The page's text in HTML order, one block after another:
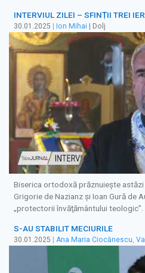
INTERVIUL ZILEI – SFINȚII TREI
30.01.2025 Ion Mihai | Dolj
Biserica ortodoxă prăznuieşte astăzi
Grigorie de Nazianz şi Ioan Gură de
„protectorii învăţământului teologic”.
S-AU STABILIT MECIURILE
30.01.2025 Ana Maria Ciocănescu,